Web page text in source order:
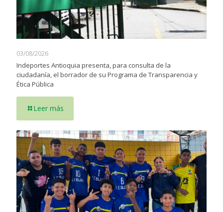
03/08/2026
Indeportes Antioquia presenta, para consulta de la
ciudadanía, el borrador de su Programa de Transparencia y
Ética Pública
Leer más